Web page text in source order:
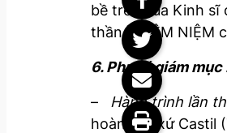
bề trên của Kinh sĩ
thần CHIÊM NIỆM
6. Phụ tá giám
– Hành trình lần
hoàng tử xứ Castil